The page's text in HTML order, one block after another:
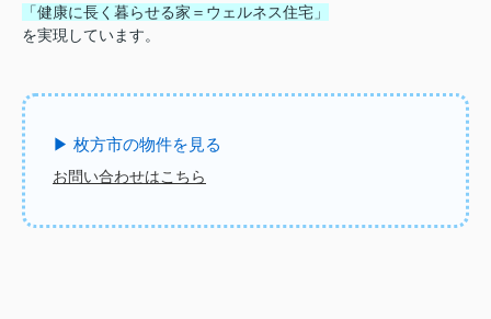
「健康に長く暮らせる家＝ウェルネス住宅」
を実現しています。
▶ 枚方市の物件を見る
お問い合わせはこちら